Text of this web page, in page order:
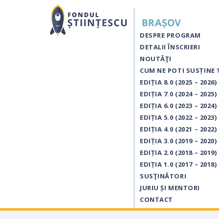
DESPRE PROGRAM
DETALII ÎNSCRIERI
NOUTĂŢI
CUM NE POTI SUSȚINE
EDIȚIA 8.0 (2025 – 2026)
EDIȚIA 7.0 (2024 – 2025)
EDIȚIA 6.0 (2023 – 2024)
EDIȚIA 5.0 (2022 – 2023)
EDIȚIA 4.0 (2021 – 2022)
EDIȚIA 3.0 (2019 – 2020)
EDIȚIA 2.0 (2018 – 2019)
EDIȚIA 1.0 (2017 – 2018)
SUSŢINĂTORI
JURIU ȘI MENTORI
CONTACT